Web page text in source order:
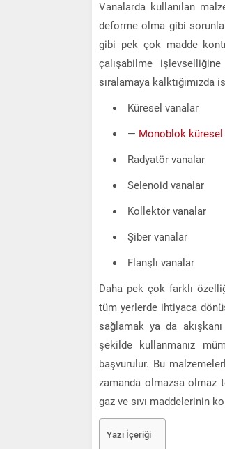
Vanalarda kullanılan
deforme olma gibi
gibi pek çok madde
çalışabilme
sıralamaya kalktığımızda
Küresel vanalar
— Monoblok küresel
Radyatör vanalar
Selenoid vanalar
Kollektör vanalar
Şiber vanalar
Flanşlı vanalar
Daha pek çok farklı
tüm yerlerde ihtiyaca
sağlamak ya da
şekilde kullanmanız
başvurulur. Bu
zamanda olmazsa olmaz
gaz ve sıvı maddelerinin
Yazı İçeriği